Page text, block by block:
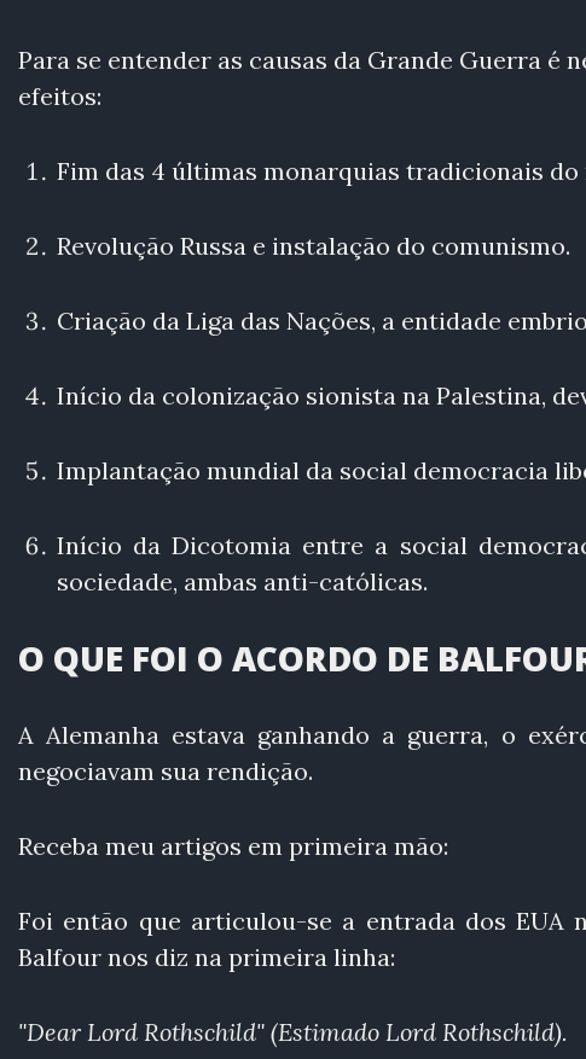
Para se entender as causas da Grande Guerra
efeitos:
Fim das 4 últimas monarquias tradicionais do
Revolução Russa e instalação do comunismo.
Criação da Liga das Nações, a entidade
Início da colonização sionista na Palestina,
Implantação mundial da social democracia
Início da Dicotomia entre a social
sociedade, ambas anti-católicas.
O QUE FOI O ACORDO DE
A Alemanha estava ganhando a guerra, o
negociavam sua rendição.
Receba meu artigos em primeira mão:
Foi então que articulou-se a entrada dos EUA
Balfour nos diz na primeira linha:
"Dear Lord Rothschild" (Estimado Lord Rothschild).